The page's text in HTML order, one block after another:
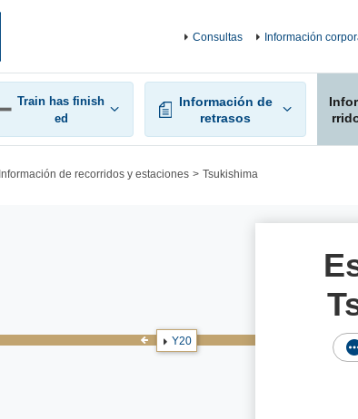
Train has finish
ed
Información de
retrasos
Consultas Información
Información de recorridos y estaciones Tsukishima
Y20